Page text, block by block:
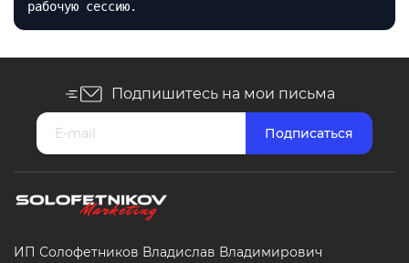
рабочую сессию.
Подпишитесь на мои письма
ИП Солофетников Владислав Владимирович